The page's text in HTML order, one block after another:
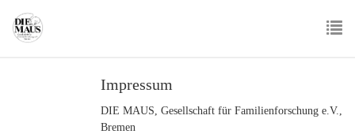
main
Impressum
DIE MAUS, Gesellschaft für Familienforschung e.V.,
Bremen